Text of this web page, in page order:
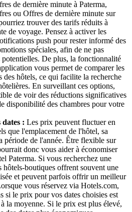
de dernière minute à Paterma,
ou Offres de dernière minute sur
trouver des tarifs réduits à
de voyage. Pensez à activer les
push pour rester informé des
spéciales, afin de ne pas
potentielles. De plus, la fonctionnalité
vous permet de comparer les
des hôtels, ce qui facilite la recherche
En surveillant ces options,
de voir des réductions significatives
disponibilité des chambres pour votre
dates : Les prix peuvent fluctuer en
que l'emplacement de l'hôtel, sa
période de l'année. Être flexible sur
donc vous aider à économiser
Paterma. Si vous recherchez une
hôtels-boutiques offrent souvent une
et peuvent parfois offrir un meilleur
vous réservez via Hotels.com,
si le prix pour vos dates choisies est
la moyenne. Si le prix est plus élevé,